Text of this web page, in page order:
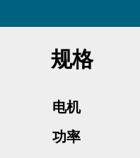
规格
电机
功率